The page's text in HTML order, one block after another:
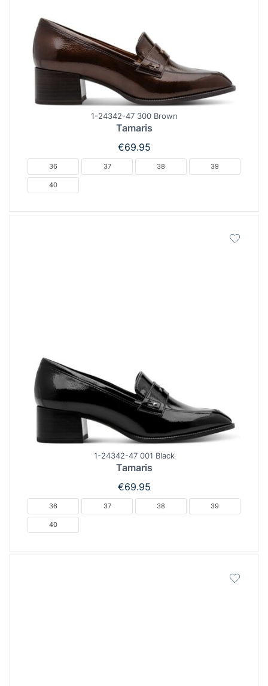
1-24342-47 300 Brown
Tamaris
€69.95
36 37 38 39
40
1-24342-47 001 Black
Tamaris
€69.95
36 37 38 39
40